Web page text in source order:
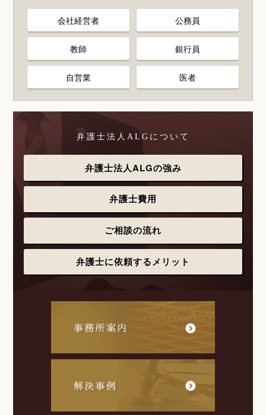
会社経営者 公務員
教師 銀行員
自営業 医者
弁護士法人ALGについて
弁護士法人ALGの強み
弁護士費用
ご相談の流れ
弁護士に依頼するメリット